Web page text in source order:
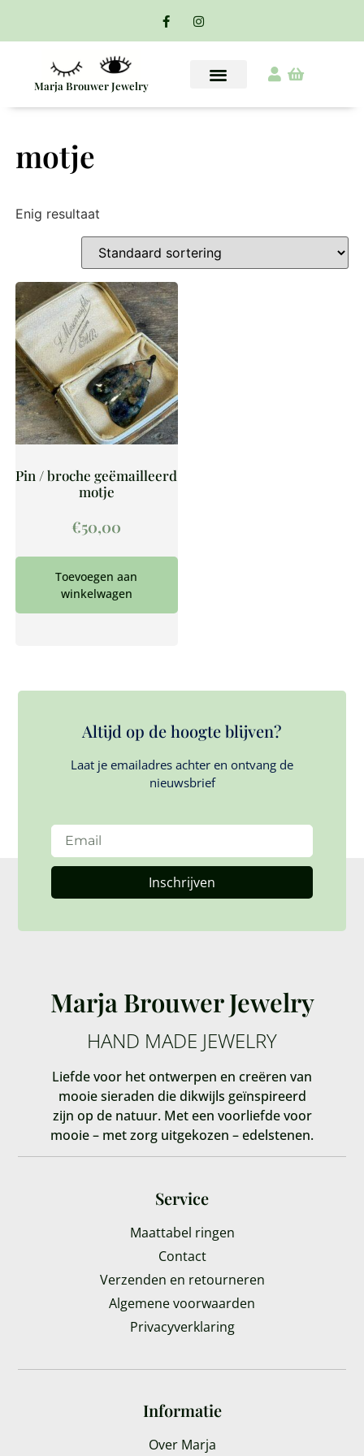
Marja Brouwer Jewelry
motje
Enig resultaat
Pin / broche geëmailleerd
motje
€50,00
Toevoegen aan
winkelwagen
Altijd op de hoogte blijven?
Laat je emailadres achter en ontvang de
nieuwsbrief
Inschrijven
Marja Brouwer Jewelry
HAND MADE JEWELRY
Liefde voor het ontwerpen en creëren van
mooie sieraden die dikwijls geïnspireerd
zijn op de natuur. Met een voorliefde voor
mooie – met zorg uitgekozen – edelstenen.
Service
Maattabel ringen
Contact
Verzenden en retourneren
Algemene voorwaarden
Privacyverklaring
Informatie
Over Marja